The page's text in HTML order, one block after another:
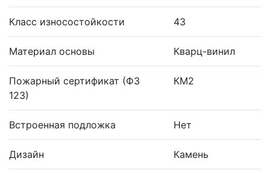
Класс износостойкости 43
Материал основы Кварц-винил
Пожарный сертификат (ФЗ
123)
КМ2
Встроенная подложка Нет
Дизайн Камень